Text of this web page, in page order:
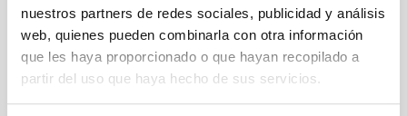
nuestros partners de redes sociales, publicidad y análisis
web, quienes pueden combinarla con otra información
que les haya proporcionado o que hayan recopilado a
partir del uso que haya hecho de sus servicios.
Por ejemplo, en Cajeando tienes la
posibilidad de disponer de cajas y
embalajes demedidas especiales para
momentos concretos, según tu estrategia
de negocio.